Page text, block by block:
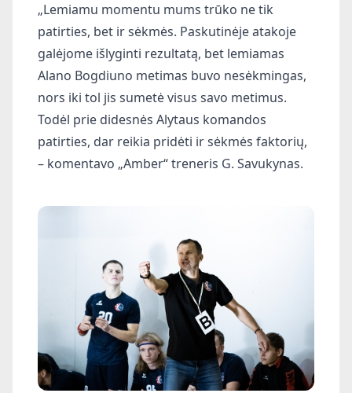
„Lemiamu momentu mums trūko ne tik
patirties, bet ir sėkmės. Paskutinėje atakoje
galėjome išlyginti rezultatą, bet lemiamas
Alano Bogdiuno metimas buvo nesėkmingas,
nors iki tol jis sumetė visus savo metimus.
Todėl prie didesnės Alytaus komandos
patirties, dar reikia pridėti ir sėkmės faktorių,
– komentavo „Amber“ treneris G. Savukynas.